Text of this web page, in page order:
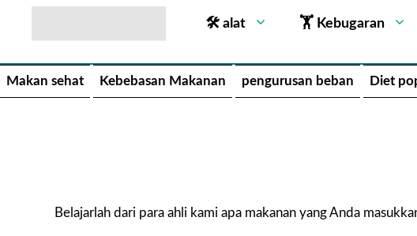
🛠 alat 🏋 Kebugaran
Makan sehat Kebebasan Makanan pengurusan beban Diet
Belajarlah dari para ahli kami apa makanan yang Anda